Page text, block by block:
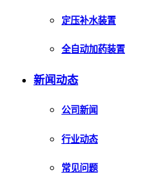
定压补水装置
全自动加药装置
新闻动态
公司新闻
行业动态
常见问题